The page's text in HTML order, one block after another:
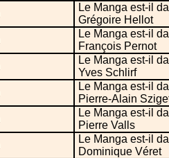
Le Manga est-il
Grégoire Hellot
Le Manga est-il
François Pernot
Le Manga est-il
Yves Schlirf
Le Manga est-il
Pierre-Alain
Le Manga est-il
Pierre Valls
Le Manga est-il
Dominique Véret